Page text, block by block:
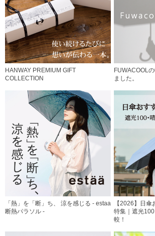
HANWAY PREMIUM GIFT
COLLECTION
FUWACOOL
ました。
「熱」を「断」ち、 涼を感じる - estaa
断熱パラソル -
【2026】日
特集｜遮光
較！